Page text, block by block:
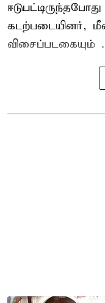
கடற்படையினர்,
விசைப்படகையும்